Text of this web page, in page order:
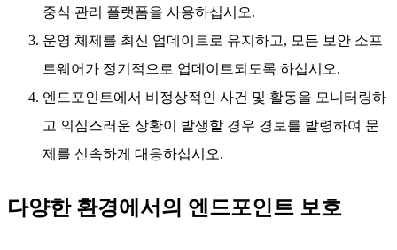
중식 관리 플랫폼을 사용하십시오.
운영 체제를 최신 업데이트로 유지하고, 모든 보안 소프
트웨어가 정기적으로 업데이트되도록 하십시오.
엔드포인트에서 비정상적인 사건 및 활동을 모니터링하
고 의심스러운 상황이 발생할 경우 경보를 발령하여 문
제를 신속하게 대응하십시오.
다양한 환경에서의 엔드포인트 보호